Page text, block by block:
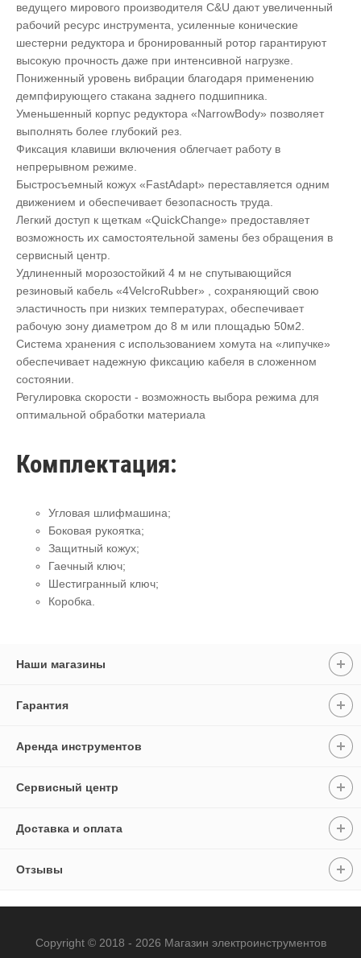
ведущего мирового производителя C&U дают увеличенный
рабочий ресурс инструмента, усиленные конические
шестерни редуктора и бронированный ротор гарантируют
высокую прочность даже при интенсивной нагрузке.
Пониженный уровень вибрации благодаря применению
демпфирующего стакана заднего подшипника.
Уменьшенный корпус редуктора «NarrowBody» позволяет
выполнять более глубокий рез.
Фиксация клавиши включения облегчает работу в
непрерывном режиме.
Быстросъемный кожух «FastAdapt» переставляется одним
движением и обеспечивает безопасность труда.
Легкий доступ к щеткам «QuickChange» предоставляет
возможность их самостоятельной замены без обращения в
сервисный центр.
Удлиненный морозостойкий 4 м не спутывающийся
резиновый кабель «4VelcroRubber» , сохраняющий свою
эластичность при низких температурах, обеспечивает
рабочую зону диаметром до 8 м или площадью 50м2.
Система хранения с использованием хомута на «липучке»
обеспечивает надежную фиксацию кабеля в сложенном
состоянии.
Регулировка скорости - возможность выбора режима для
оптимальной обработки материала
Комплектация:
Угловая шлифмашина;
Боковая рукоятка;
Защитный кожух;
Гаечный ключ;
Шестигранный ключ;
Коробка.
Наши магазины
Гарантия
Аренда инструментов
Сервисный центр
Доставка и оплата
Отзывы
Copyright © 2018 - 2026 Магазин электроинструментов